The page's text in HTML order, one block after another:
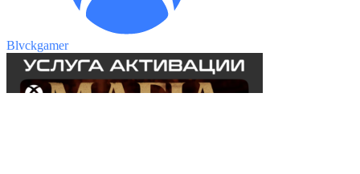
Blvckgamer